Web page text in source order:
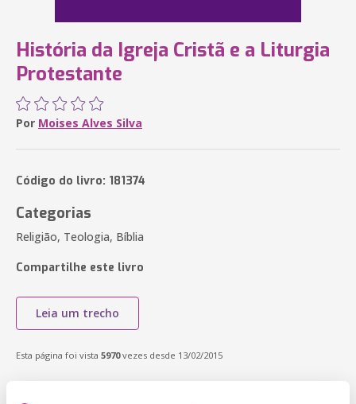
História da Igreja Cristã e a Liturgia
Protestante
Por Moises Alves Silva
Código do livro: 181374
Categorias
Religião, Teologia, Bíblia
Compartilhe este livro
Leia um trecho
Esta página foi vista 5970vezes desde 13/02/2015